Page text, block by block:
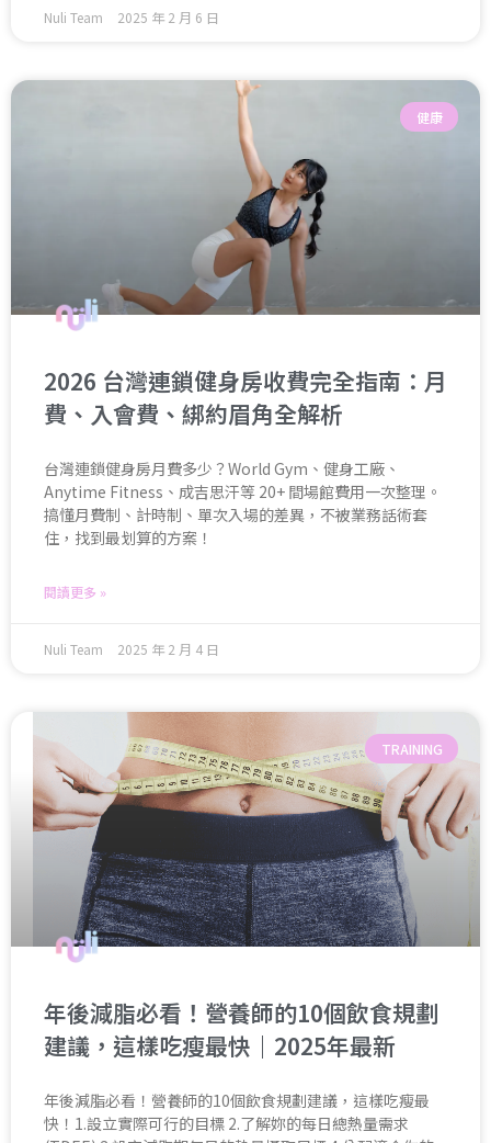
Nuli Team 2025 年 2 月 6 日
健康
2026 台灣連鎖健身房收費完全指南：月
費、入會費、綁約眉角全解析
台灣連鎖健身房月費多少？World Gym、健身工廠、
Anytime Fitness、成吉思汗等 20+ 間場館費用一次整理。
搞懂月費制、計時制、單次入場的差異，不被業務話術套
住，找到最划算的方案！
閱讀更多 »
Nuli Team 2025 年 2 月 4 日
TRAINING
年後減脂必看！營養師的10個飲食規劃
建議，這樣吃瘦最快｜2025年最新
年後減脂必看！營養師的10個飲食規劃建議，這樣吃瘦最
快！1.設立實際可行的目標 2.了解妳的每日總熱量需求